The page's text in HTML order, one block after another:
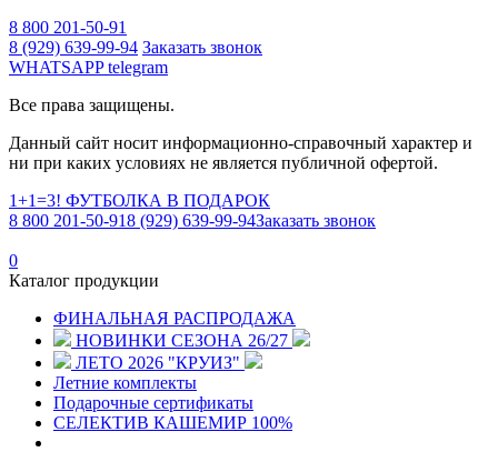
8 800 201-50-91
8 (929) 639-99-94 Заказать звонок
WHATSAPPtelegram
Все права защищены.
Данный сайт носит информационно-справочный характер и
ни при каких условиях не является публичной офертой.
1+1=3! ФУТБОЛКА В ПОДАРОК
8 800 201-50-918 (929) 639-99-94Заказать звонок
0
Каталог продукции
ФИНАЛЬНАЯ РАСПРОДАЖА
НОВИНКИ СЕЗОНА 26/27
ЛЕТО 2026 "КРУИЗ"
Летние комплекты
Подарочные сертификаты
СЕЛЕКТИВ КАШЕМИР 100%